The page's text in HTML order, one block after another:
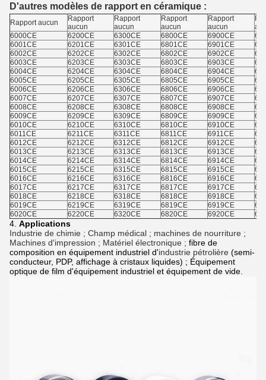
D'autres modèles de rapport en céramique :
Rapport aucun
Rapport
aucun
Rapport
aucun
Rapport
aucun
Rapport
aucun
6000CE
6200CE 6300CE 6800CE 6900CE
6001CE
6201CE 6301CE 6801CE 6901CE
6002CE
6202CE 6302CE 6802CE 6902CE
6003CE
6203CE 6303CE 6803CE 6903CE
6004CE
6204CE 6304CE 6804CE 6904CE
6005CE
6205CE 6305CE 6805CE 6905CE
6006CE
6206CE 6306CE 6806CE 6906CE
6007CE
6207CE 6307CE 6807CE 6907CE
6008CE
6208CE 6308CE 6808CE 6908CE
6009CE
6209CE 6309CE 6809CE 6909CE
6010CE
6210CE 6310CE 6810CE 6910CE
6011CE
6211CE 6311CE 6811CE 6911CE
6012CE
6212CE 6312CE 6812CE 6912CE
6013CE
6213CE 6313CE 6813CE 6913CE
6014CE
6214CE 6314CE 6814CE 6914CE
6015CE
6215CE 6315CE 6815CE 6915CE
6016CE
6216CE 6316CE 6816CE 6916CE
6017CE
6217CE 6317CE 6817CE 6917CE
6018CE
6218CE 6318CE 6818CE 6918CE
6019CE
6219CE 6319CE 6819CE 6919CE
6020CE
6220CE 6320CE 6820CE 6920CE
4. Applications
Industrie de chimie ; Champ médical ; machines de nourriture ;
Machines d'impression ; Matériel électronique ; fibre de
composition en équipement industriel d'industrie pétrolière (semi-
conducteur, PDP, affichage à cristaux liquides) ; Équipement
optique de film d'équipement industriel et équipement de vide.